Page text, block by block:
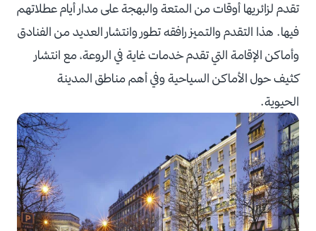
تقدم لزائريها أوقات من المتعة والبهجة على مدار أيام عطلاتهم
فيها. هذا التقدم والتميز رافقه تطور وانتشار العديد من الفنادق
وأماكن الإقامة التي تقدم خدمات غاية في الروعة، مع انتشار
كثيف حول الأماكن السياحية وفي أهم مناطق المدينة
الحيوية.